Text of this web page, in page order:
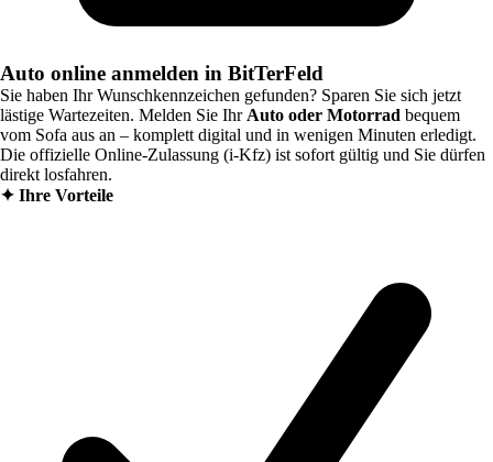
Auto online anmelden in BitTerFeld
Sie haben Ihr Wunschkennzeichen gefunden? Sparen Sie sich jetzt
lästige Wartezeiten. Melden Sie Ihr Auto oder Motorrad bequem
vom Sofa aus an – komplett digital und in wenigen Minuten erledigt.
Die offizielle Online-Zulassung (i-Kfz) ist sofort gültig und Sie dürfen
direkt losfahren.
✦ Ihre Vorteile